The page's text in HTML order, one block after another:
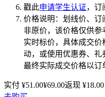
戳此申请学生认证，订
价格说明：划线价、
非原价，该价格仅供参
实时标价，具体成交
动，或使用优惠券、礼
最终实际成交价格以订
实付 ¥51.00¥69.00返现 ¥18.00